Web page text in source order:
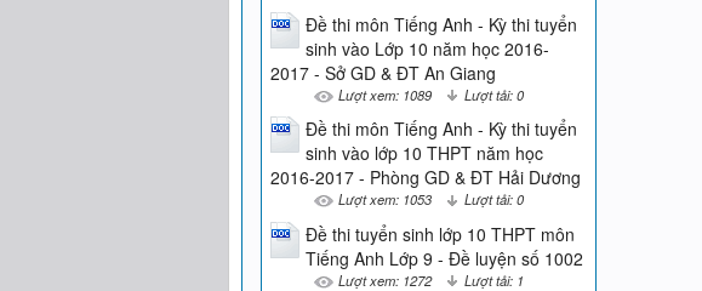
Đề thi môn Tiếng Anh - Kỳ thi tuyển
sinh vào Lớp 10 năm học 2016-
2017 - Sở GD & ĐT An Giang
Lượt xem: 1089 Lượt tải: 0
Đề thi môn Tiếng Anh - Kỳ thi tuyển
sinh vào lớp 10 THPT năm học
2016-2017 - Phòng GD & ĐT Hải Dương
Lượt xem: 1053 Lượt tải: 0
Đề thi tuyển sinh lớp 10 THPT môn
Tiếng Anh Lớp 9 - Đề luyện số 1002
Lượt xem: 1272 Lượt tải: 1